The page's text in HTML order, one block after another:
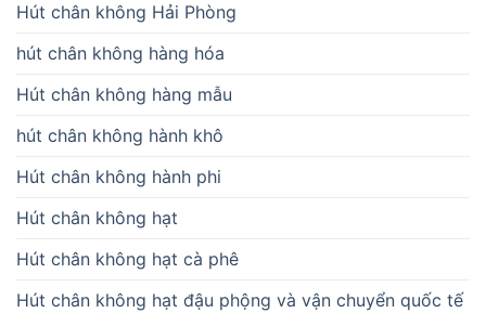
Hút chân không Hải Phòng
hút chân không hàng hóa
Hút chân không hàng mẫu
hút chân không hành khô
Hút chân không hành phi
Hút chân không hạt
Hút chân không hạt cà phê
Hút chân không hạt đậu phộng và vận chuyển quốc tế